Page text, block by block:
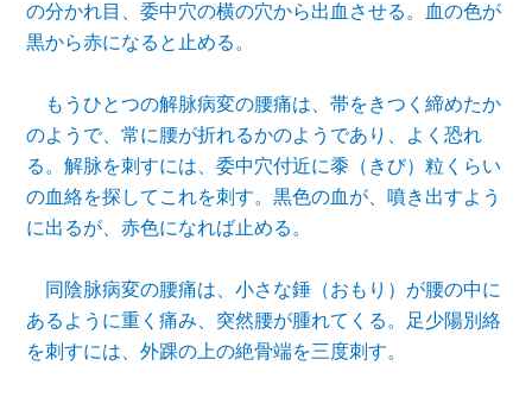
の分かれ目、委中穴の横の穴から出血させる。血の色が
黒から赤になると止める。
もうひとつの解脉病変の腰痛は、帯をきつく締めたか
のようで、常に腰が折れるかのようであり、よく恐れ
る。解脉を刺すには、委中穴付近に黍（きび）粒くらい
の血絡を探してこれを刺す。黒色の血が、噴き出すよう
に出るが、赤色になれば止める。
同陰脉病変の腰痛は、小さな錘（おもり）が腰の中に
あるように重く痛み、突然腰が腫れてくる。足少陽別絡
を刺すには、外踝の上の絶骨端を三度刺す。